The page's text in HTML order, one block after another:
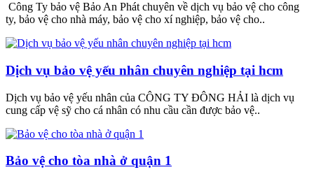
Công Ty bảo vệ Bảo An Phát chuyên về dịch vụ bảo vệ cho công
ty, bảo vệ cho nhà máy, bảo vệ cho xí nghiệp, bảo vệ cho..
Dịch vụ bảo vệ yếu nhân chuyên nghiệp tại hcm
Dịch vụ bảo vệ yếu nhân của CÔNG TY ĐÔNG HẢI là dịch vụ
cung cấp vệ sỹ cho cá nhân có nhu cầu cần được bảo vệ..
Bảo vệ cho tòa nhà ở quận 1